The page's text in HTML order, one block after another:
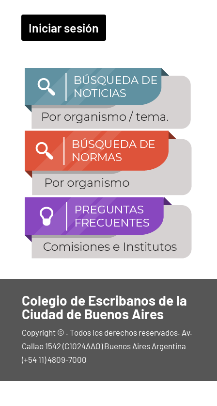
Colegio de Escribanos de la
Ciudad de Buenos Aires
Copyright © . Todos los derechos reservados. Av.
Callao 1542 (C1024AAO) Buenos Aires Argentina
(+54 11) 4809-7000